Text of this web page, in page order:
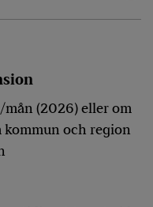
mån (2026) eller om
kommun och region